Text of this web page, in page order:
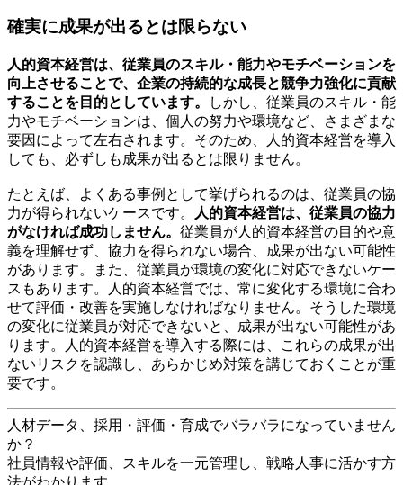
確実に成果が出るとは限らない
人的資本経営は、従業員のスキル・能力やモチベーションを
向上させることで、企業の持続的な成長と競争力強化に貢献
することを目的としています。
しかし、従業員のスキル・能
力やモチベーションは、個人の努力や環境など、さまざまな
要因によって左右されます。そのため、人的資本経営を導入
しても、必ずしも成果が出るとは限りません。
たとえば、よくある事例として挙げられるのは、従業員の協
力が得られないケースです。
人的資本経営は、従業員の協力
がなければ成功しません。 従業員が人的資本経営の目的や意
義を理解せず、協力を得られない場合、成果が出ない可能性
があります。また、従業員が環境の変化に対応できないケー
スもあります。人的資本経営では、常に変化する環境に合わ
せて評価・改善を実施しなければなりません。そうした環境
の変化に従業員が対応できないと、成果が出ない可能性があ
ります。人的資本経営を導入する際には、これらの成果が出
ないリスクを認識し、あらかじめ対策を講じておくことが重
要です。
人材データ、採用・評価・育成でバラバラになっていません
か？
社員情報や評価、スキルを一元管理し、戦略人事に活かす方
法がわかります。